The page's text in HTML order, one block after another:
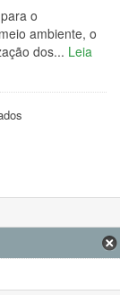
o
ambiente, o
dos... Leia